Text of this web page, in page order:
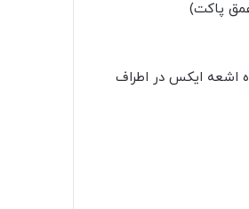
پاکت)
اشعه ایکس در اطراف